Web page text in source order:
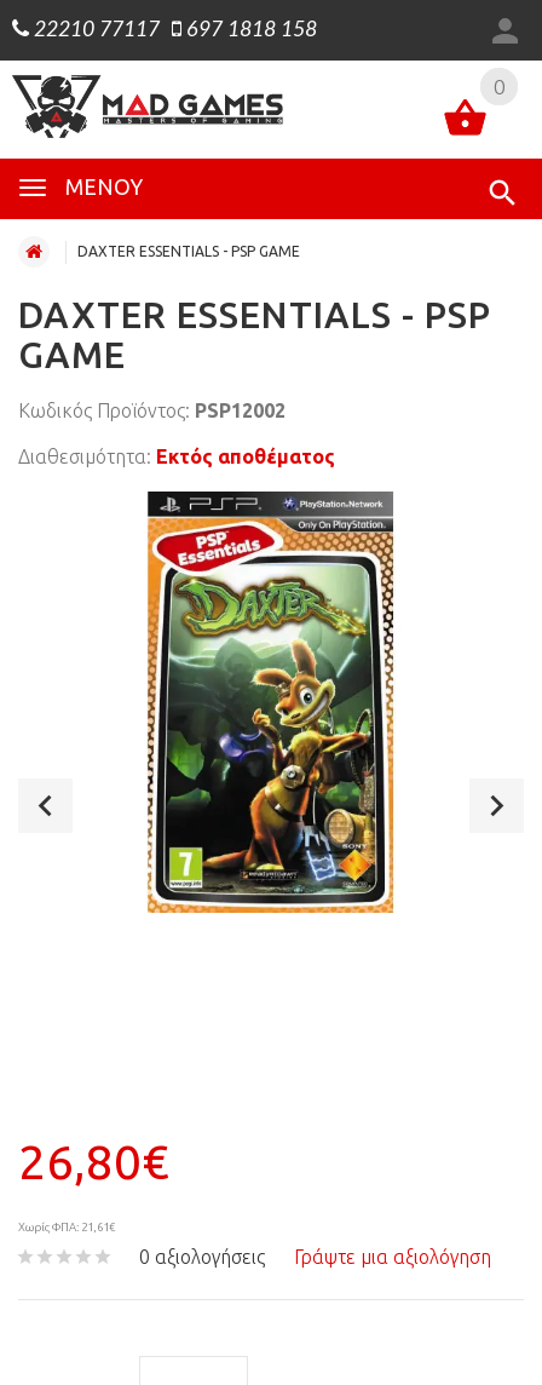
22210 77117 697 1818 158
0
ΜΕΝΟΎ
0
DAXTER ESSENTIALS - PSP GAME
DAXTER ESSENTIALS - PSP
GAME
Κωδικός Προϊόντος: PSP12002
Διαθεσιμότητα: Εκτός αποθέματος
26,80€
Χωρίς ΦΠΑ: 21,61€
0 αξιολογήσεις Γράψτε μια αξιολόγηση